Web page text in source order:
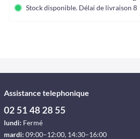
Stock disponible. Délai de livraison
Assistance telephonique
02 51 48 28 55
lundi: Fermé
mardi: 09:00–12:00, 14:30–16:00